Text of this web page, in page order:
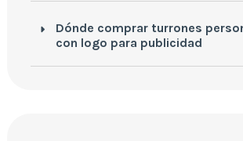
Dónde comprar turrones
con logo para publicidad